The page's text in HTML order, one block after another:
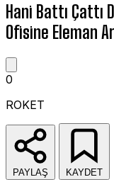
Hani Battı Çattı
Ofisine Eleman
0
ROKET
PAYLAŞ KAYDET